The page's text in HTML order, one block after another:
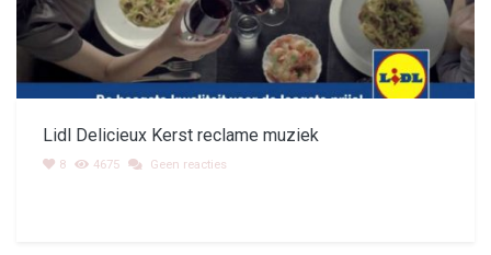
Lidl Delicieux Kerst reclame muziek
8 4675 Geen reacties